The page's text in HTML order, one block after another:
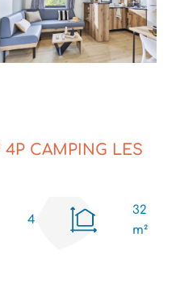
4P CAMPING LES
4
32
m²